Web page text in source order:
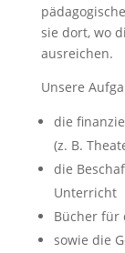
sie dort, wo
ausreichen.
Unsere
die
(z. B.
die
Unterricht
Bücher für
sowie die